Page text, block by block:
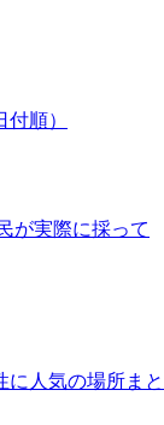
順）
が実際に採って
に人気の場所まと